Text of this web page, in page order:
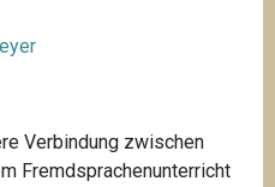
Verbindung zwischen
Fremdsprachenunterricht